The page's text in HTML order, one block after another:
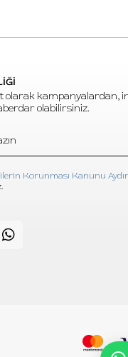
olarak kampanyalardan,
olabilirsiniz.
Korunması Kanunu